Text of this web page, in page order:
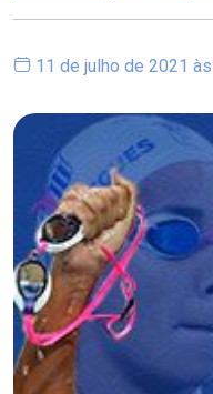
11 de julho de 2021